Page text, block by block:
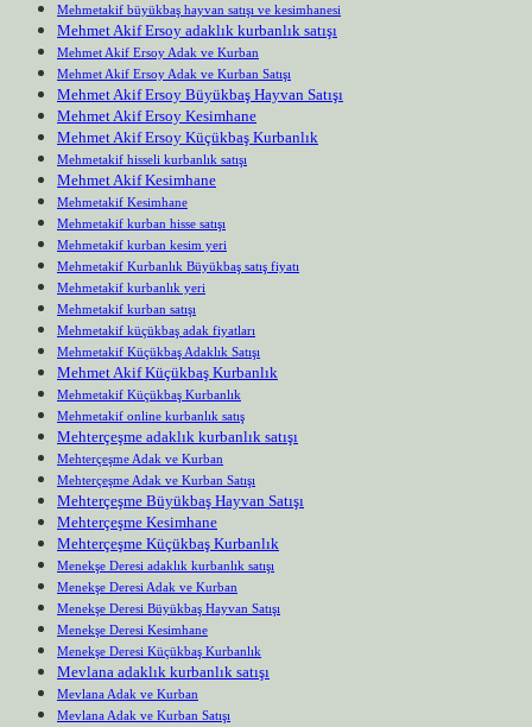
Mehmetakif büyükbaş hayvan satışı ve kesimhanesi
Mehmet Akif Ersoy adaklık kurbanlık satışı
Mehmet Akif Ersoy Adak ve Kurban
Mehmet Akif Ersoy Adak ve Kurban Satışı
Mehmet Akif Ersoy Büyükbaş Hayvan Satışı
Mehmet Akif Ersoy Kesimhane
Mehmet Akif Ersoy Küçükbaş Kurbanlık
Mehmetakif hisseli kurbanlık satışı
Mehmet Akif Kesimhane
Mehmetakif Kesimhane
Mehmetakif kurban hisse satışı
Mehmetakif kurban kesim yeri
Mehmetakif Kurbanlık Büyükbaş satış fiyatı
Mehmetakif kurbanlık yeri
Mehmetakif kurban satışı
Mehmetakif küçükbaş adak fiyatları
Mehmetakif Küçükbaş Adaklık Satışı
Mehmet Akif Küçükbaş Kurbanlık
Mehmetakif Küçükbaş Kurbanlık
Mehmetakif online kurbanlık satış
Mehterçeşme adaklık kurbanlık satışı
Mehterçeşme Adak ve Kurban
Mehterçeşme Adak ve Kurban Satışı
Mehterçeşme Büyükbaş Hayvan Satışı
Mehterçeşme Kesimhane
Mehterçeşme Küçükbaş Kurbanlık
Menekşe Deresi adaklık kurbanlık satışı
Menekşe Deresi Adak ve Kurban
Menekşe Deresi Büyükbaş Hayvan Satışı
Menekşe Deresi Kesimhane
Menekşe Deresi Küçükbaş Kurbanlık
Mevlana adaklık kurbanlık satışı
Mevlana Adak ve Kurban
Mevlana Adak ve Kurban Satışı